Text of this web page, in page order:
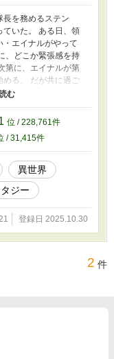
長を務めるステン
ていた。 ある日、領
・エイナルがやって
、どこか緊張感を持
に、エイナルが第
める。 だが共に過ご
ず「恋」に変わっ
いまして、ありがと
どうぞよろしくお
タイトルには、＊
な方は飛ばしてくだ
いお話です。 作品は
ックしながら、少
ます。 不定期の更
入り登録、いいね等
ます。 2025.11.22 完
位 / 228,761件
/ 31,415件
異世界
ジー
登録日 2025.10.30
2 件